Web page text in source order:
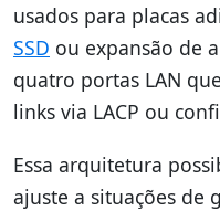
usados para placas
SSD ou expansão de
quatro portas LAN
links via LACP ou
Essa arquitetura
ajuste a situações de